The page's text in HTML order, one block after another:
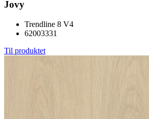
Jovy
Trendline 8 V4
62003331
Til produktet